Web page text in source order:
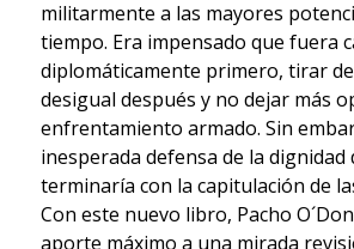
militarmente a las mayores
tiempo. Era impensado que fuera
diplomáticamente primero, tirar
desigual después y no dejar más
enfrentamiento armado. Sin
inesperada defensa de la dignidad
terminaría con la capitulación de
Con este nuevo libro, Pacho
aporte máximo a una mirada